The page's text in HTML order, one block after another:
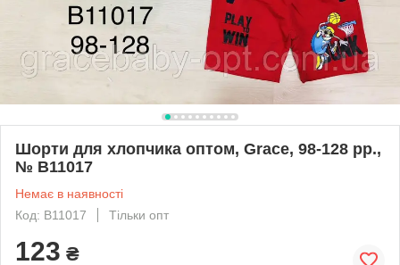
Шорти для хлопчика оптом, Grace, 98-128 рр.,
№ B11017
Немає в наявності
Код: B11017
Тільки опт
123 ₴